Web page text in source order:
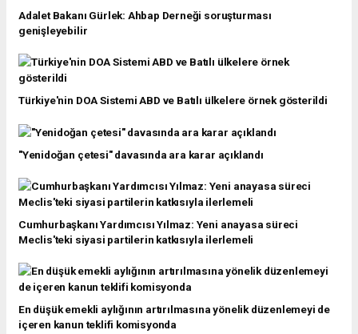
Adalet Bakanı Gürlek: Ahbap Derneği soruşturması
genişleyebilir
Türkiye'nin DOA Sistemi ABD ve Batılı ülkelere örnek gösterildi
"Yenidoğan çetesi" davasında ara karar açıklandı
Cumhurbaşkanı Yardımcısı Yılmaz: Yeni anayasa süreci
Meclis'teki siyasi partilerin katkısıyla ilerlemeli
En düşük emekli aylığının artırılmasına yönelik düzenlemeyi de
içeren kanun teklifi komisyonda